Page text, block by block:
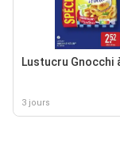
Lustucru Gnocchi
3 jours